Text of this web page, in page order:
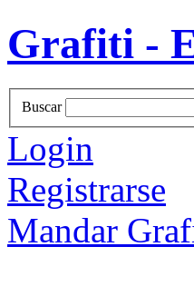
Grafiti -
Buscar
Login
Registrarse
Mandar